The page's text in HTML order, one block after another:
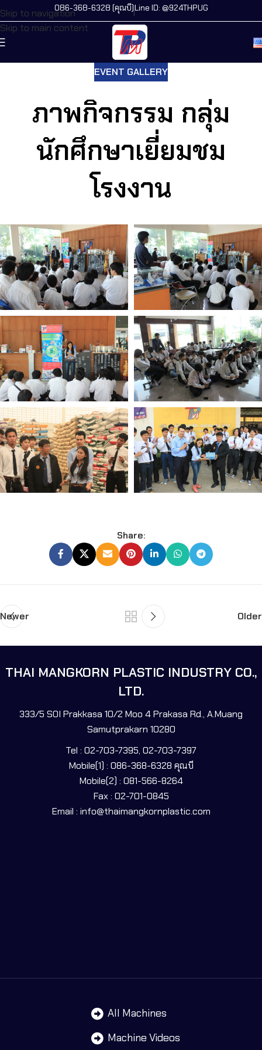
Skip to navigation
Skip to main content
086-368-6328 (คุณบี)Line ID: @924THPUG
EVENT GALLERY
ภาพกิจกรรม กลุ่ม
นักศึกษาเยี่ยมชม
โรงงาน
Share:
Newer Older
THAI MANGKORN PLASTIC INDUSTRY CO.,
LTD.
333/5 SOI Prakkasa 10/2 Moo 4 Prakasa Rd., A.Muang
Samutprakarn 10280
Tel : 02-703-7395, 02-703-7397
Mobile(1) : 086-368-6328 คุณบี
Mobile(2) : 081-566-8264
Fax : 02-701-0845
Email : info@thaimangkornplastic.com
All Machines
Machine Videos